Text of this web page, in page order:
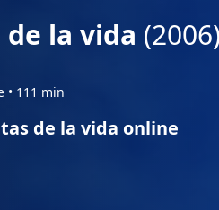
la vida (2006)
• 111 min
de la vida online